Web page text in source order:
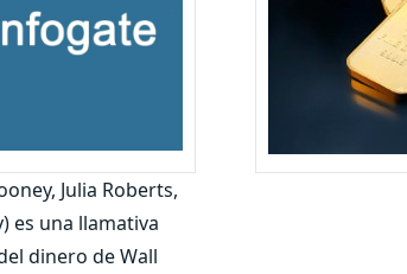
Julia Roberts,
es una llamativa
dinero de Wall